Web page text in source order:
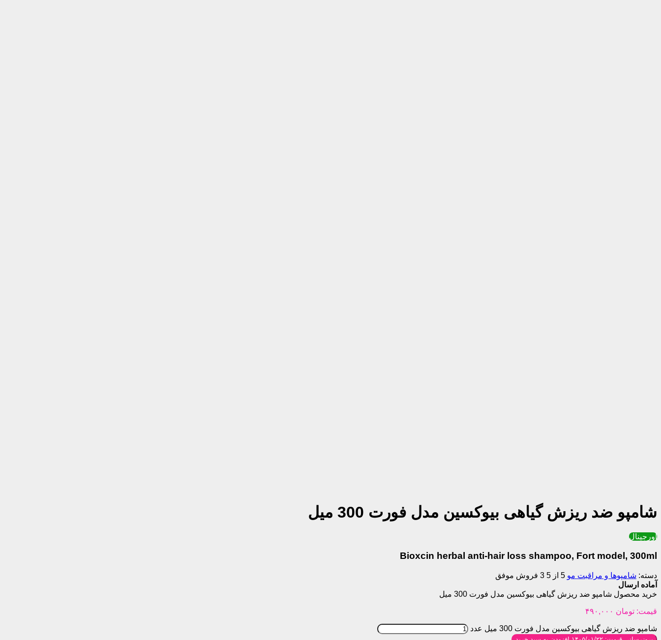
شامپو ضد ریزش گیاهی بیوکسین مدل فورت 300 میل
اورجینال
Bioxcin herbal anti-hair loss shampoo, Fort model, 300ml
دسته: شامپوها و مراقبت مو 5 از 5
3 فروش موفق
آماده ارسال
خرید محصول شامپو ضد ریزش گیاهی بیوکسین مدل فورت 300 میل
قیمت: تومان
شامپو ضد ریزش گیاهی بیوکسین مدل فورت 300 میل عدد